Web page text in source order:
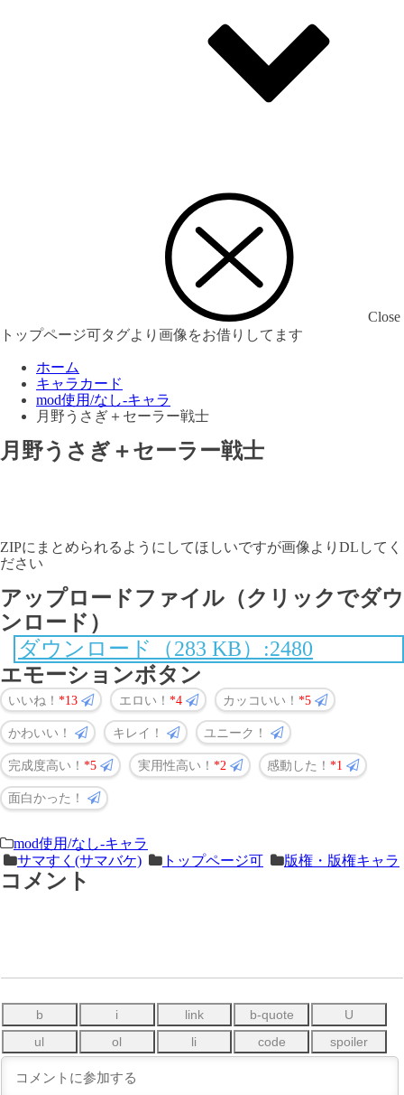
Close
トップページ可タグより画像をお借りしてます
ホーム
キャラカード
mod使用/なし-キャラ
月野うさぎ＋セーラー戦士
月野うさぎ＋セーラー戦士
ZIPにまとめられるようにしてほしいですが画像よりDLしてく
ださい
アップロードファイル（クリックでダウ
ンロード）
ダウンロード（283 KB）:2480
エモーションボタン
いいね！ 13 エロい！ 4 カッコいい！ 5
かわいい！ キレイ！ ユニーク！
完成度高い！ 5 実用性高い！ 2 感動した！ 1
面白かった！
＜
次
の
前
の
記
mod使用/なし-キャラ
サマすく(サマバケ)
トップページ可 版権・版権キャラ
コメント